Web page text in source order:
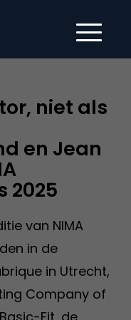
niet als
en Jean
2025
van NIMA
in de
in Utrecht,
Company of